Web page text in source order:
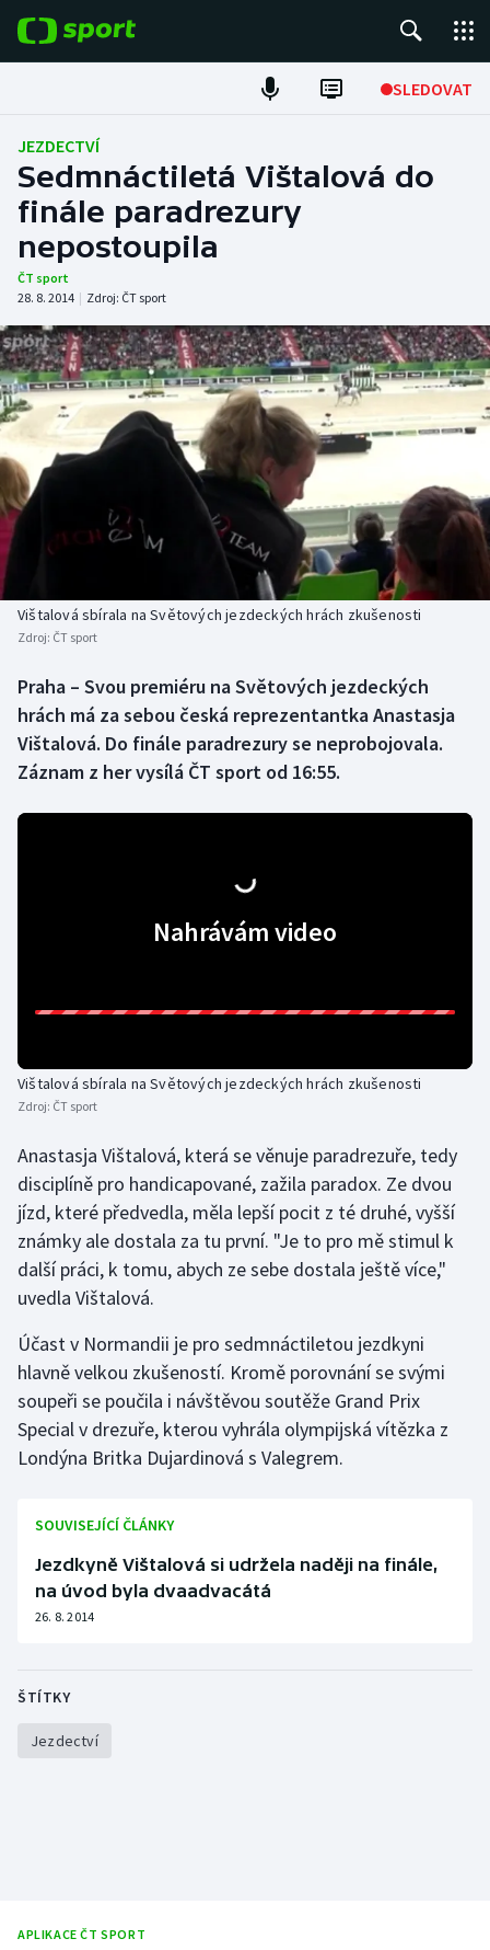
SLEDOVAT
Fotbal
Hokej
Tenis
Atletika
Cyklistika
DALŠÍ SPORTY
Americký fotbal
Baseball a softbal
Basketbal
Biatlon
Box
Curling
Házená
Judo
Krasobruslení
Lezení
Lyže a snowboard
Moderní pětiboj
Motorsport
Parasport
Plavání
Sportovní střelba
NEPŘEHLÉDNĚTE
Historické návraty
Aplikace ČT sport
JEZDECTVÍ
Sedmnáctiletá Vištalová do
finále paradrezury
nepostoupila
ČT sport
28. 8. 2014 | Zdroj: ČT sport
Vištalová sbírala na Světových jezdeckých hrách zkušenosti
Zdroj: ČT sport
Praha – Svou premiéru na Světových jezdeckých
hrách má za sebou česká reprezentantka Anastasja
Vištalová. Do finále paradrezury se neprobojovala.
Záznam z her vysílá ČT sport od 16:55.
Nahrávám video
Vištalová sbírala na Světových jezdeckých hrách zkušenosti
Zdroj: ČT sport
Anastasja Vištalová, která se věnuje paradrezuře, tedy
disciplíně pro handicapované, zažila paradox. Ze dvou
jízd, které předvedla, měla lepší pocit z té druhé, vyšší
známky ale dostala za tu první. "Je to pro mě stimul k
další práci, k tomu, abych ze sebe dostala ještě více,"
uvedla Vištalová.
Účast v Normandii je pro sedmnáctiletou jezdkyni
hlavně velkou zkušeností. Kromě porovnání se svými
soupeři se poučila i návštěvou soutěže Grand Prix
Special v drezuře, kterou vyhrála olympijská vítězka z
Londýna Britka Dujardinová s Valegrem.
SOUVISEJÍCÍ ČLÁNKY
Jezdkyně Vištalová si udržela naději na finále,
na úvod byla dvaadvacátá
26. 8. 2014
ŠTÍTKY
Jezdectví
APLIKACE ČT SPORT